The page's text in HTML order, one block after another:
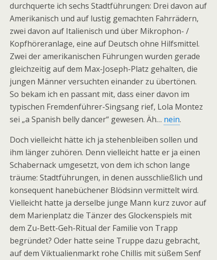
durchquerte ich sechs Stadtführungen: Drei davon auf
Amerikanisch und auf lustig gemachten Fahrrädern,
zwei davon auf Italienisch und über Mikrophon- /
Kopfhöreranlage, eine auf Deutsch ohne Hilfsmittel.
Zwei der amerikanischen Führungen wurden gerade
gleichzeitig auf dem Max-Joseph-Platz gehalten, die
jungen Männer versuchten einander zu übertönen.
So bekam ich en passant mit, dass einer davon im
typischen Fremdenführer-Singsang rief, Lola Montez
sei „a Spanish belly dancer“ gewesen. Äh… nein.
Doch vielleicht hätte ich ja stehenbleiben sollen und
ihm länger zuhören. Denn vielleicht hatte er ja einen
Schabernack umgesetzt, von dem ich schon lange
träume: Stadtführungen, in denen ausschließlich und
konsequent hanebüchener Blödsinn vermittelt wird.
Vielleicht hatte ja derselbe junge Mann kurz zuvor auf
dem Marienplatz die Tänzer des Glockenspiels mit
dem Zu-Bett-Geh-Ritual der Familie von Trapp
begründet? Oder hatte seine Truppe dazu gebracht,
auf dem Viktualienmarkt rohe Chillis mit süßem Senf